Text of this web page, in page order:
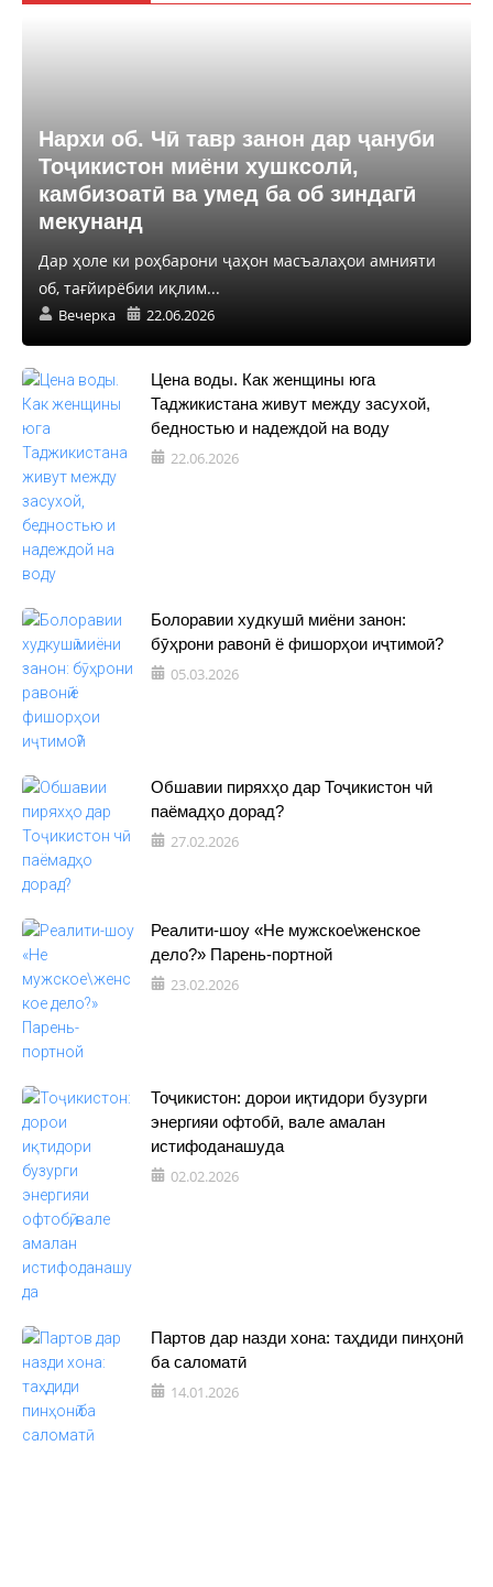
Нархи об. Чӣ тавр занон дар ҷануби
Тоҷикистон миёни хушксолӣ,
камбизоатӣ ва умед ба об зиндагӣ
мекунанд
Дар ҳоле ки роҳбарони ҷаҳон масъалаҳои амнияти
об, тағйирёбии иқлим...
Вечерка 22.06.2026
Цена воды. Как женщины юга
Таджикистана живут между засухой,
бедностью и надеждой на воду
22.06.2026
Болоравии худкушӣ миёни занон:
бӯҳрони равонӣ ё фишорҳои иҷтимоӣ?
05.03.2026
Обшавии пиряхҳо дар Тоҷикистон чӣ
паёмадҳо дорад?
27.02.2026
Реалити-шоу «Не мужское\женское
дело?» Парень-портной
23.02.2026
Тоҷикистон: дорои иқтидори бузурги
энергияи офтобӣ, вале амалан
истифоданашуда
02.02.2026
Партов дар назди хона: таҳдиди пинҳонӣ
ба саломатӣ
14.01.2026